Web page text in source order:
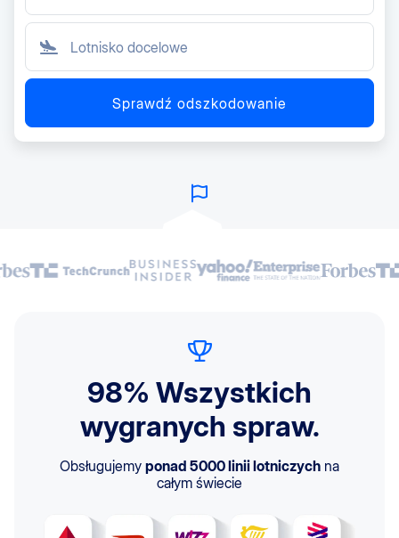
Sprawdź odszkodowanie
98% Wszystkich
wygranych spraw.
Obsługujemy ponad 5000 linii lotniczych na
całym świecie